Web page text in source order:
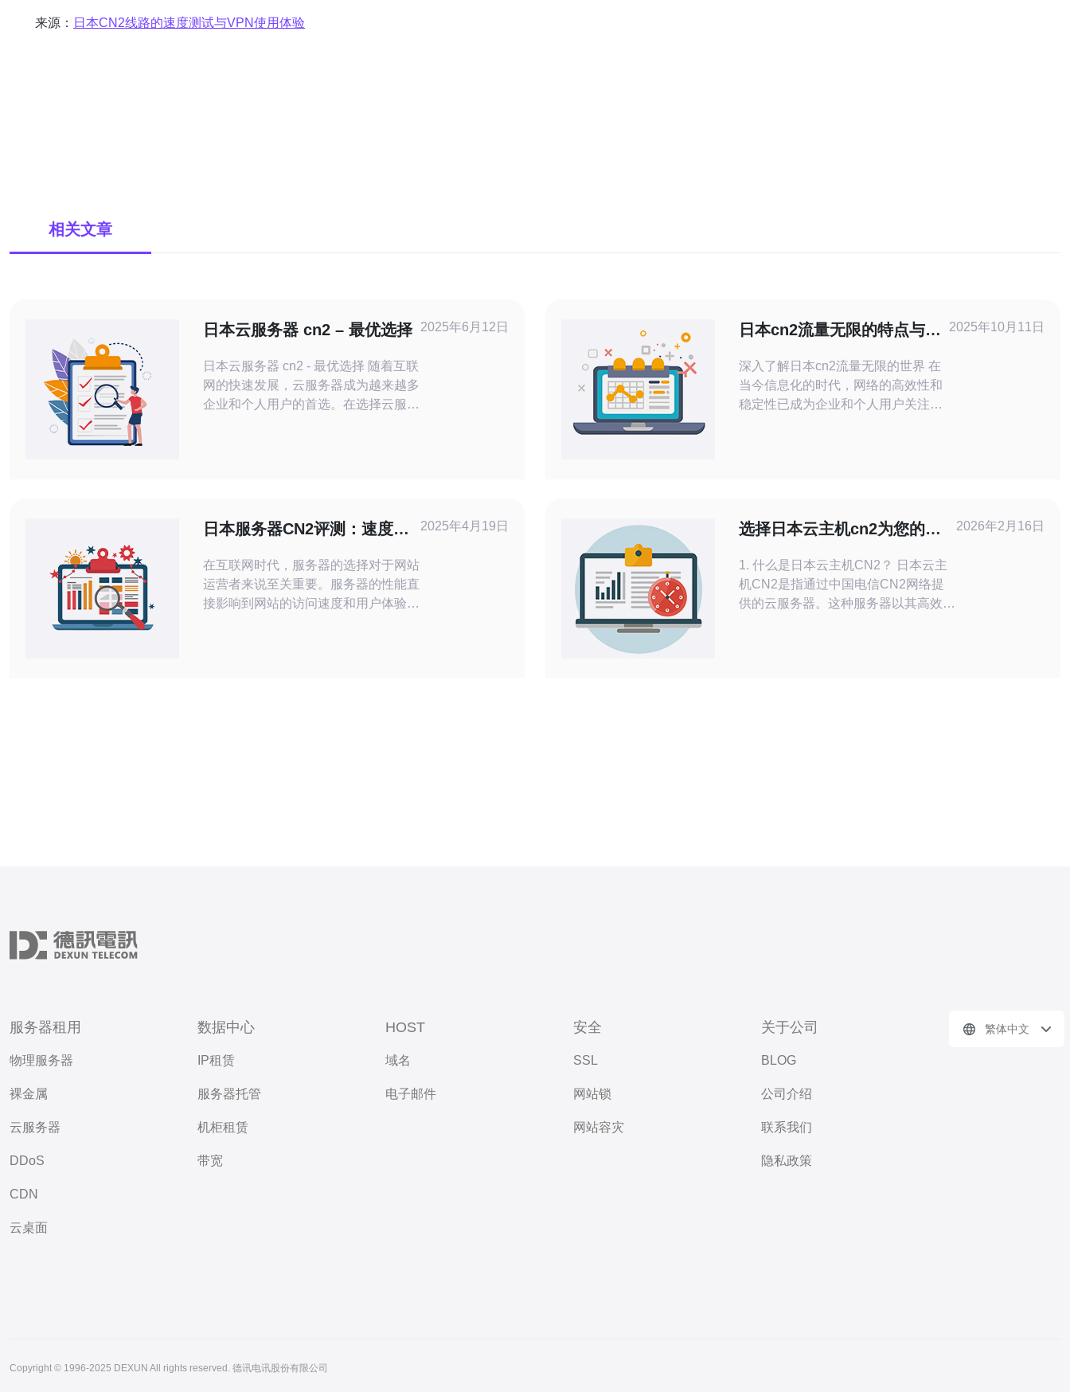
来源： 日本CN2线路的速度测试与VPN使用体验
相关文章
日本云服务器 cn2 – 最优选择
日本云服务器 cn2 - 最优选择 随着互联
网的快速发展，云服务器成为越来越多
企业和个人用户的首选。在选择云服务
用户可以获得优质的性能体验。无论是
网站
2025年6月12日
日本cn2流量无限的特点与应
深入了解日本cn2流量无限的世界 在
当今信息化的时代，网络的高效性和
稳定性已成为企业和个人用户关注的
是关于日本cn2流量无限的三大精
华： 稳定性：cn2网络采用高品质的
光纤
2025年10月11日
日本服务器CN2评测：速度稳
在互联网时代，服务器的选择对于网站
运营者来说至关重要。服务器的性能直
接影响到网站的访问速度和用户体验。
2025年4月19日
选择日本云主机cn2为您的业
1. 什么是日本云主机CN2？ 日本云主
机CN2是指通过中国电信CN2网络提
供的云服务器。这种服务器以其高效、
2026年2月16日
服务器租用
物理服务器
裸金属
云服务器
DDoS
CDN
云桌面
数据中心
IP租赁
服务器托管
机柜租赁
带宽
HOST
域名
电子邮件
安全
SSL
网站锁
网站容灾
关于公司
BLOG
公司介绍
联系我们
隐私政策
繁体中文
Copyright © 1996-2025 DEXUN All rights reserved. 德讯电讯股份有限公司